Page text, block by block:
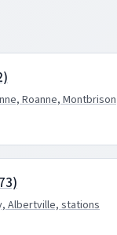
Roanne, Montbrison
Albertville, stations